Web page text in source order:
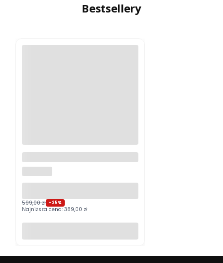
Bestsellery
Logitech MX Master 4
Grafitowy PROMOCJA
599,00 zł -25%
Najniższa cena: 389,00 zł